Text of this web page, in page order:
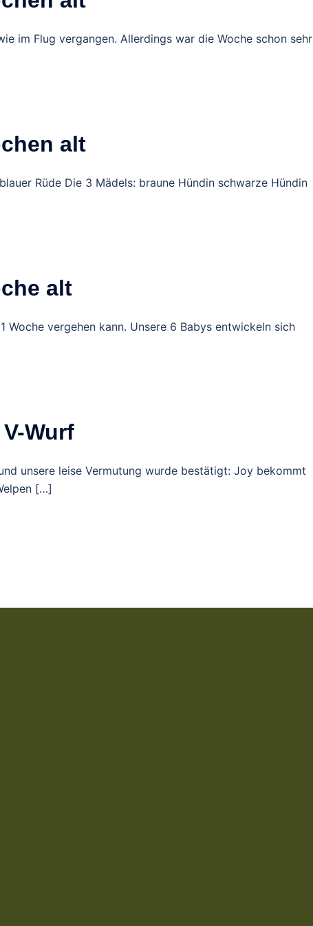
im Flug vergangen. Allerdings war die Woche schon sehr
alt
Rüde Die 3 Mädels: braune Hündin schwarze Hündin
alt
Woche vergehen kann. Unsere 6 Babys entwickeln sich
Wurf
unsere leise Vermutung wurde bestätigt: Joy bekommt
[…]